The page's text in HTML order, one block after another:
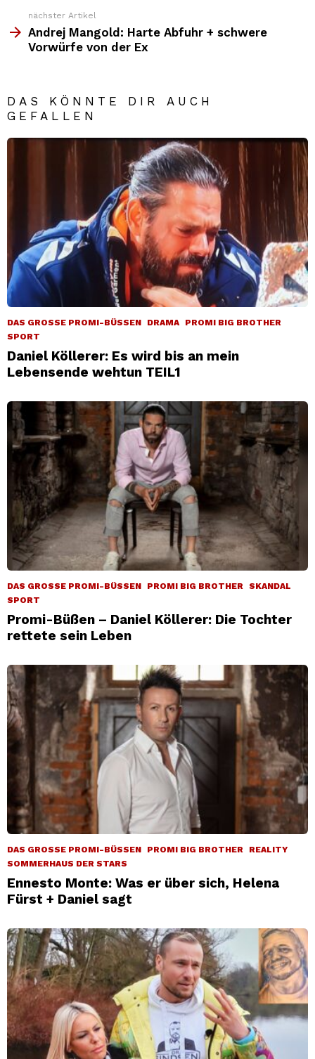
nächster Artikel
Andrej Mangold: Harte Abfuhr + schwere
Vorwürfe von der Ex
DAS KÖNNTE DIR AUCH
GEFALLEN
DAS GROSSE PROMI-BÜSSEN DRAMA
PROMI BIG BROTHER
SPORT
Daniel Köllerer: Es wird bis an mein
Lebensende wehtun TEIL1
DAS GROSSE PROMI-BÜSSEN PROMI BIG BROTHER SKANDAL
SPORT
Promi-Büßen – Daniel Köllerer: Die Tochter
rettete sein Leben
DAS GROSSE PROMI-BÜSSEN PROMI BIG BROTHER
REALITY
SOMMERHAUS DER STARS
Ennesto Monte: Was er über sich, Helena
Fürst + Daniel sagt